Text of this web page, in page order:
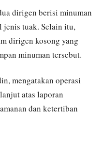
dirigen berisi minuman
jenis tuak. Selain itu,
dirigen kosong yang
minuman tersebut.
mengatakan operasi
atas laporan
dan ketertiban